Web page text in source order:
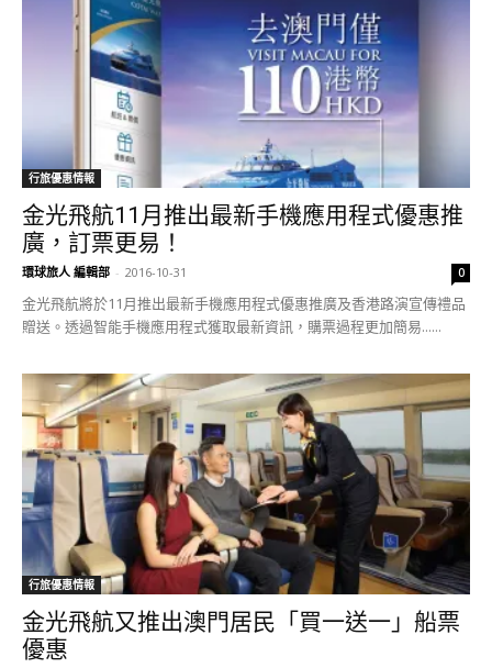
行旅優惠情報
金光飛航11月推出最新手機應用程式優惠推
廣，訂票更易！
環球旅人 編輯部 - 2016-10-31 0
金光飛航將於11月推出最新手機應用程式優惠推廣及香港路演宣傳禮品
贈送。透過智能手機應用程式獲取最新資訊，購票過程更加簡易......
行旅優惠情報
金光飛航又推出澳門居民「買一送一」船票
優惠